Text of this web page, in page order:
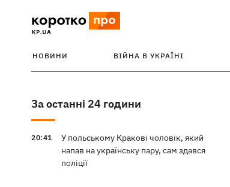
НОВИНИ ВІЙНА В УКРАЇНІ
За останні 24 години
20:41
У польському Кракові чоловік, який
напав на українську пару, сам здався
поліції